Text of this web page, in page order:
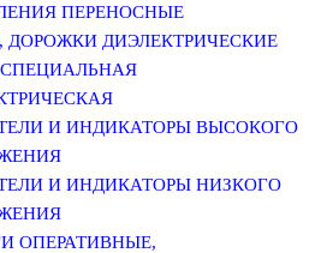
ПЕРЕНОСНЫЕ
ДОРОЖКИ ДИЭЛЕКТРИЧЕСКИЕ
И ИНДИКАТОРЫ ВЫСОКОГО
И ИНДИКАТОРЫ НИЗКОГО
ОПЕРАТИВНЫЕ,